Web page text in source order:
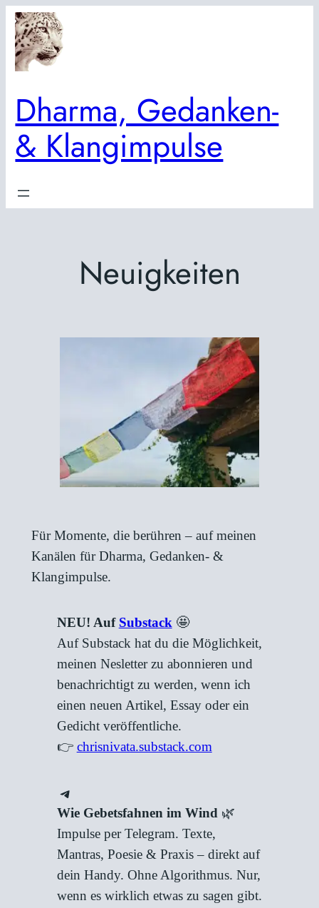
Zum
Inhalt
springen
Dharma, Gedanken-
& Klangimpulse
Neuigkeiten
Für Momente, die berühren – auf meinen
Kanälen für Dharma, Gedanken- &
Klangimpulse.
NEU! Auf Substack 🤩
Auf Substack hat du die Möglichkeit,
meinen Nesletter zu abonnieren und
benachrichtigt zu werden, wenn ich
einen neuen Artikel, Essay oder ein
Gedicht veröffentliche.
👉 chrisnivata.substack.com
Telegram
Wie Gebetsfahnen im Wind 🌿
Impulse per Telegram. Texte,
Mantras, Poesie & Praxis – direkt auf
dein Handy. Ohne Algorithmus. Nur,
wenn es wirklich etwas zu sagen gibt.